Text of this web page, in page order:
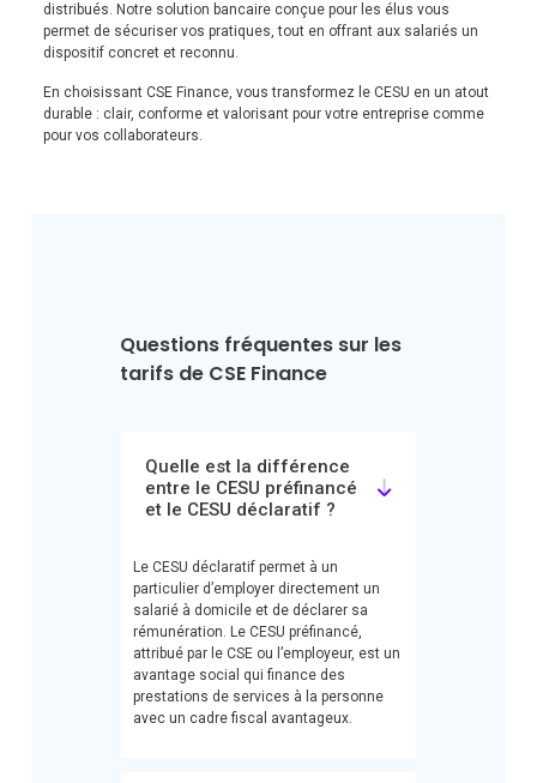
distribués. Notre solution bancaire conçue pour les élus vous
permet de sécuriser vos pratiques, tout en offrant aux salariés un
dispositif concret et reconnu.
En choisissant CSE Finance, vous transformez le CESU en un atout
durable : clair, conforme et valorisant pour votre entreprise comme
pour vos collaborateurs.
Questions fréquentes sur les
tarifs de CSE Finance
Quelle est la différence
entre le CESU préfinancé
et le CESU déclaratif ?
Le CESU déclaratif permet à un
particulier d’employer directement un
salarié à domicile et de déclarer sa
rémunération. Le CESU préfinancé,
attribué par le CSE ou l’employeur, est un
avantage social qui finance des
prestations de services à la personne
avec un cadre fiscal avantageux.